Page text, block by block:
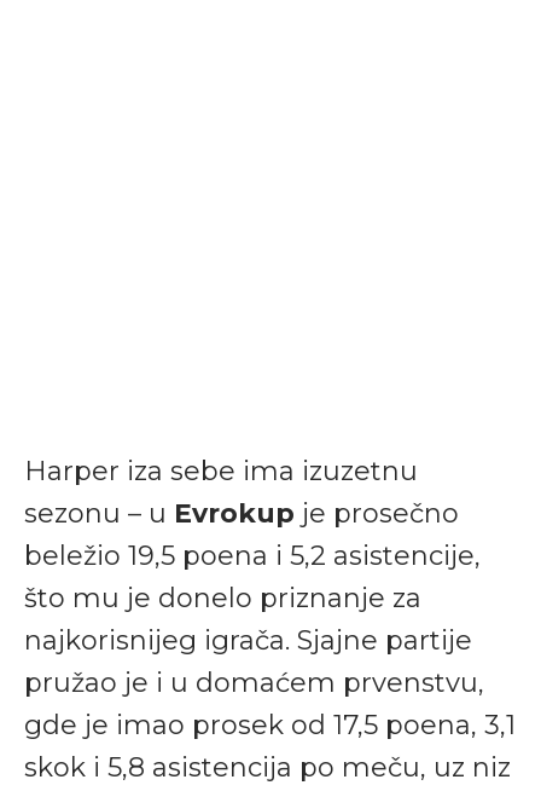
Harper iza sebe ima izuzetnu
sezonu – u Evrokup je prosečno
beležio 19,5 poena i 5,2 asistencije,
što mu je donelo priznanje za
najkorisnijeg igrača. Sjajne partije
pružao je i u domaćem prvenstvu,
gde je imao prosek od 17,5 poena, 3,1
skok i 5,8 asistencija po meču, uz niz